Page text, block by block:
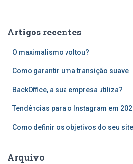
iArtigos recentes
O maximalismo voltou?
Como garantir uma transição suave
BackOffice, a sua empresa utiliza?
Tendências para o Instagram em
Como definir os objetivos do seu
Arquivo